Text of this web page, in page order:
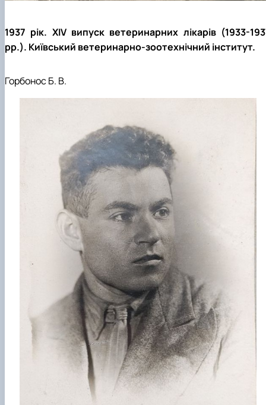
1937 рік. XIV випуск ветеринарних лікарів (1933-
рр.). Київський ветеринарно-зоотехнічний інститут.
Горбонос Б. В.